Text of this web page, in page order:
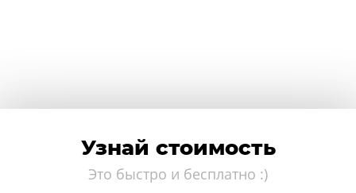
Узнай стоимость
Это быстро и бесплатно :)